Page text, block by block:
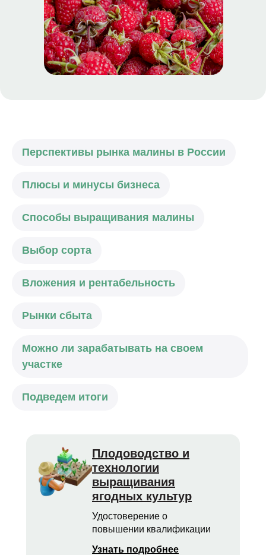
Перспективы рынка малины в России
Плюсы и минусы бизнеса
Способы выращивания малины
Выбор сорта
Вложения и рентабельность
Рынки сбыта
Можно ли зарабатывать на своем
участке
Подведем итоги
Плодоводство и
технологии
выращивания
ягодных культур
Удостоверение о
повышении квалификации
Узнать подробнее